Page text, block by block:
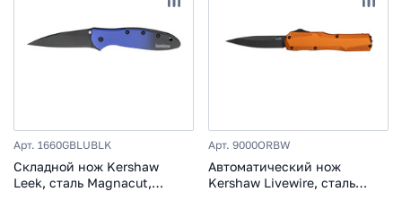
Арт. 1660GBLUBLK
Складной нож Kershaw
Leek, сталь Magnacut,
Арт. 9000ORBW
Автоматический нож
Kershaw Livewire, сталь